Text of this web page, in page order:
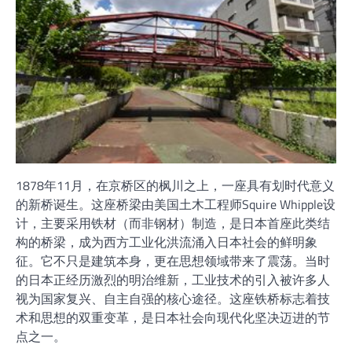
1878年11月，在京桥区的枫川之上，一座具有划时代意义
的新桥诞生。这座桥梁由美国土木工程师Squire Whipple设
计，主要采用铁材（而非钢材）制造，是日本首座此类结
构的桥梁，成为西方工业化洪流涌入日本社会的鲜明象
征。它不只是建筑本身，更在思想领域带来了震荡。当时
的日本正经历激烈的明治维新，工业技术的引入被许多人
视为国家复兴、自主自强的核心途径。这座铁桥标志着技
术和思想的双重变革，是日本社会向现代化坚决迈进的节
点之一。